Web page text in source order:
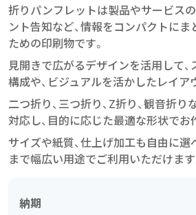
折りパンフレットは製品やサービスの
ント告知など、情報をコンパクトにま
ための印刷物です。
見開きで広がるデザインを活用して
構成や、ビジュアルを活かしたレイア
二つ折り、三つ折り、Z折り、観音折り
対応し、目的に応じた最適な形状でお
サイズや紙質、仕上げ加工も自由に選
まで幅広い用途でご利用いただけます
納期